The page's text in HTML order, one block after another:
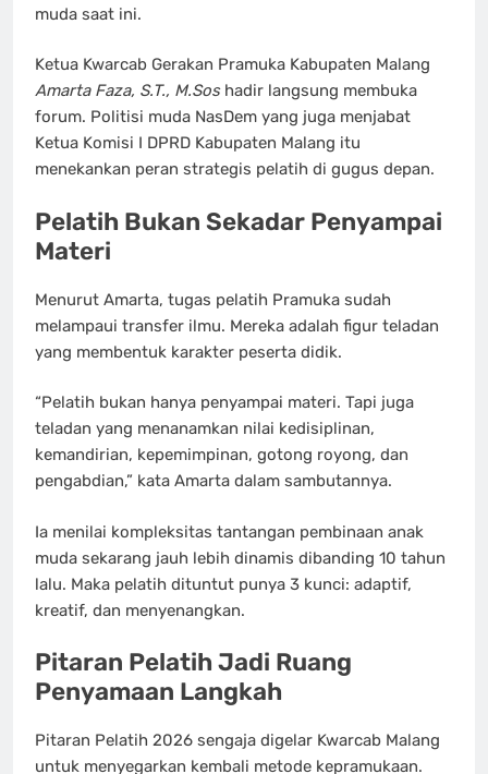
muda saat ini.
Ketua Kwarcab Gerakan Pramuka Kabupaten Malang
Amarta Faza, S.T., M.Soshadir langsung membuka
forum. Politisi muda NasDem yang juga menjabat
Ketua Komisi I DPRD Kabupaten Malang itu
menekankan peran strategis pelatih di gugus depan.
Pelatih Bukan Sekadar Penyampai
Materi
Menurut Amarta, tugas pelatih Pramuka sudah
melampaui transfer ilmu. Mereka adalah figur teladan
yang membentuk karakter peserta didik.
“Pelatih bukan hanya penyampai materi. Tapi juga
teladan yang menanamkan nilai kedisiplinan,
kemandirian, kepemimpinan, gotong royong, dan
pengabdian,” kata Amarta dalam sambutannya.
Ia menilai kompleksitas tantangan pembinaan anak
muda sekarang jauh lebih dinamis dibanding 10 tahun
lalu. Maka pelatih dituntut punya 3 kunci: adaptif,
kreatif, dan menyenangkan.
Pitaran Pelatih Jadi Ruang
Penyamaan Langkah
Pitaran Pelatih 2026 sengaja digelar Kwarcab Malang
untuk menyegarkan kembali metode kepramukaan.